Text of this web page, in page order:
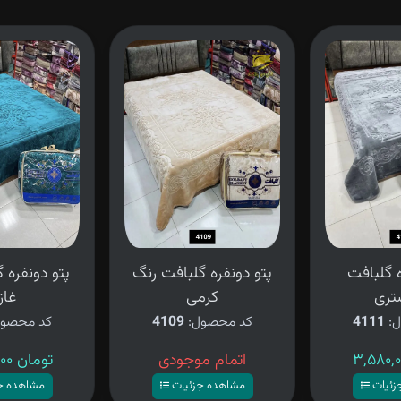
پتو
کد
۳,۵۸۰,۰۰۰ تومان
مشاهده
پتو دونفره گلبافت رنگ
کرمی
کد محصول: 4109
اتمام موجودی
مشاهده جزئیات
گلبافت
4111